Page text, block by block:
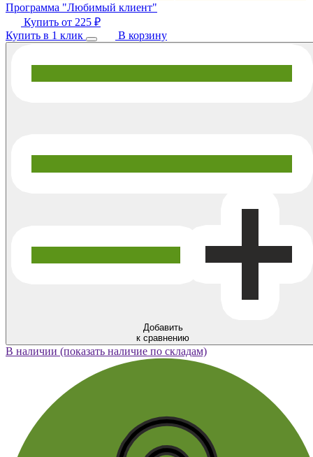
Программа "Любимый клиент"
Купить от 225 ₽
Купить в 1 клик
В корзину
Добавить
к сравнению
В наличии (показать наличие по складам)